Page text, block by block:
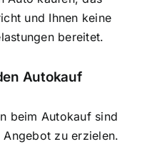
und Ihnen keine
bereitet.
Autokauf
beim Autokauf sind
zu erzielen.